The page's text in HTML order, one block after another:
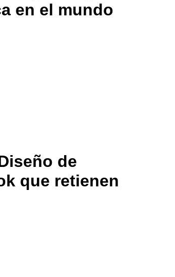
en el mundo
de
que retienen